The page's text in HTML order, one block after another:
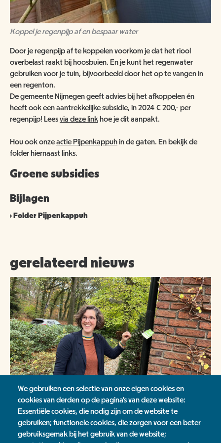
We gebruiken een selectie van onze eigen cookies en
cookies van derden op de pagina's van deze website:
Essentiële cookies, die nodig zijn om de website te
gebruiken; functionele cookies, die zorgen voor een beter
gebruiksgemak bij het gebruik van de website;
SCHOOLBEZOEK
HORECA
MUSEUMWINKEL
ZAALVERHUUR
HUISREGELS
KINDERFEESTJE
ANBI
COMITÉ VAN AANBEVELING
BESTUUR
JAARVERSLAG
ORGANOGRAM
VACATURES
GEEF EEN VRIENDSCHAP CADEAU!
SCHENKEN & NALATEN
COLLECTIE
OVER DE COLLECTIE
ARCHITECTUUR
NIEUWSBRIEF
2000 JAAR GESCHIEDENIS AAN DE WAAL
CONTACT
VERRIJK JEZELF IN HET RIJK VAN NIJMEGEN
NATUUR- & MILIEUORGANISATIES
NME NIEUWS & INSPIRATIE
SCHOLEN
Koppel je regenpijp af en bespaar water
Door je regenpijp af te koppelen voorkom je dat het riool
overbelast raakt bij hoosbuien. En je kunt het regenwater
gebruiken voor je tuin, bijvoorbeeld door het op te vangen in
een regenton.
De gemeente Nijmegen geeft advies bij het afkoppelen én
heeft ook een aantrekkelijke subsidie, in 2024 € 200,- per
regenpijp! Leesvia deze link hoe je dit aanpakt.
Hou ook onzeactie Pijpenkappuhin de gaten. En bekijk de
folder hiernaast links.
Groene subsidies
Bijlagen
Folder Pijpenkappuh
gerelateerd nieuws
Actie Pijpenkappuh in 2022: 150 regenpijpen
afgekoppeld!
4 november 2022